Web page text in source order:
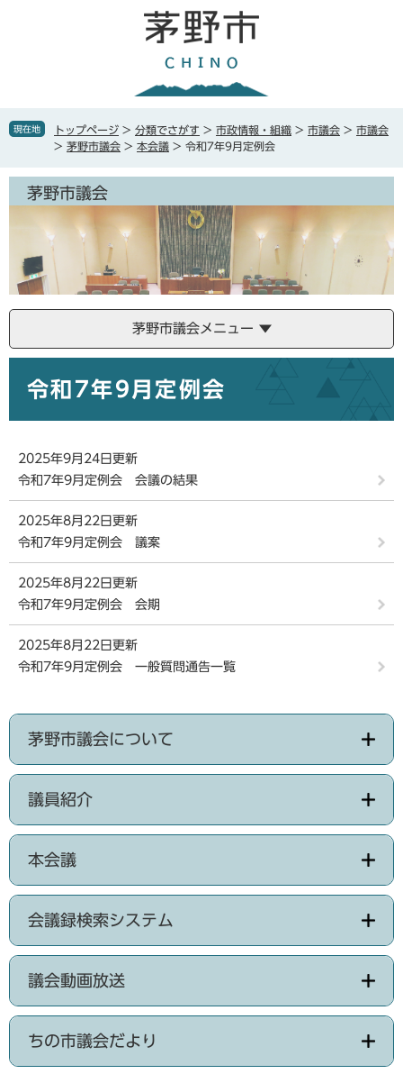
で
ば
本
現在地 トップページ > 分類でさがす > 市政情報・組織 > 市議会 > 市議会
> 茅野市議会 > 本会議 > 令和7年9月定例会
茅野市議会
茅野市議会メニュー
令和7年9月定例会
2025年9月24日更新
令和7年9月定例会 会議の結果
2025年8月22日更新
令和7年9月定例会 議案
2025年8月22日更新
令和7年9月定例会 会期
2025年8月22日更新
令和7年9月定例会 一般質問通告一覧
茅野市議会について
議員紹介
本会議
会議録検索システム
議会動画放送
ちの市議会だより